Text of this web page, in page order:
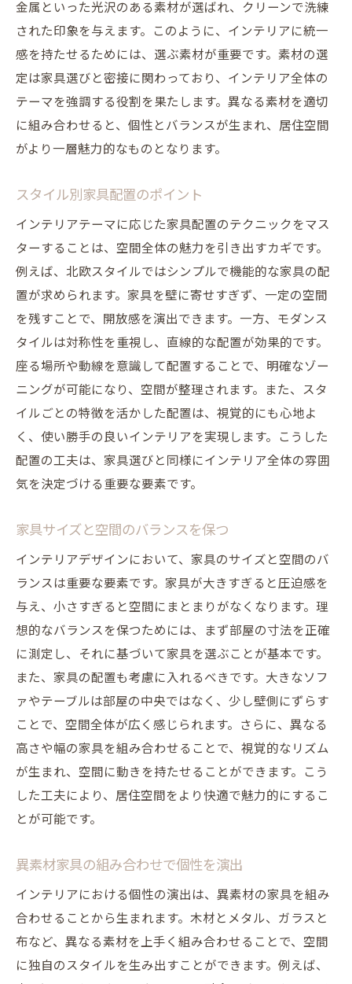
テーマに基づいた家具とデコレーションの
調和
インテリアと季節感を合わせる方法
家具の質感で空間に変化をつける技法
色彩心理を活かした空間づくり
び
インテリアと家具選びの新常識をマスターする
最新トレンドを取り入れた家具選びのポイ
ント
インテリアテーマに合わせたスタイル解説
テクノロジーを活用した家具の選択肢
インテリアデザインのプロが教えるコツ
未来のインテリアを見据えた家具選び
色合いと素材で魅せるインテリアの完成形
テーマカラーを基本にした色の選び方
素材の質感で空間に深みを与える方法
照明で変わる色と素材の見え方
インテリアテーマに基づく家具選びのポイント
テーマに合った家具のスタイルを選ぶ
各テーマにおける色と素材のベストプラク
ティス
機能性を考慮した家具の選び方
テーマ別家具の配置とその効果
テーマを強調するためのアクセント家具
金属といった光沢のある素材が選ばれ、クリーンで洗練
された印象を与えます。このように、インテリアに統一
感を持たせるためには、選ぶ素材が重要です。素材の選
定は家具選びと密接に関わっており、インテリア全体の
テーマを強調する役割を果たします。異なる素材を適切
に組み合わせると、個性とバランスが生まれ、居住空間
がより一層魅力的なものとなります。
スタイル別家具配置のポイント
インテリアテーマに応じた家具配置のテクニックをマス
ターすることは、空間全体の魅力を引き出すカギです。
例えば、北欧スタイルではシンプルで機能的な家具の配
置が求められます。家具を壁に寄せすぎず、一定の空間
を残すことで、開放感を演出できます。一方、モダンス
タイルは対称性を重視し、直線的な配置が効果的です。
座る場所や動線を意識して配置することで、明確なゾー
ニングが可能になり、空間が整理されます。また、スタ
イルごとの特徴を活かした配置は、視覚的にも心地よ
く、使い勝手の良いインテリアを実現します。こうした
配置の工夫は、家具選びと同様にインテリア全体の雰囲
気を決定づける重要な要素です。
家具サイズと空間のバランスを保つ
インテリアデザインにおいて、家具のサイズと空間のバ
ランスは重要な要素です。家具が大きすぎると圧迫感を
与え、小さすぎると空間にまとまりがなくなります。理
想的なバランスを保つためには、まず部屋の寸法を正確
に測定し、それに基づいて家具を選ぶことが基本です。
また、家具の配置も考慮に入れるべきです。大きなソフ
ァやテーブルは部屋の中央ではなく、少し壁側にずらす
ことで、空間全体が広く感じられます。さらに、異なる
高さや幅の家具を組み合わせることで、視覚的なリズム
が生まれ、空間に動きを持たせることができます。こう
した工夫により、居住空間をより快適で魅力的にするこ
とが可能です。
異素材家具の組み合わせで個性を演出
インテリアにおける個性の演出は、異素材の家具を組み
合わせることから生まれます。木材とメタル、ガラスと
布など、異なる素材を上手く組み合わせることで、空間
に独自のスタイルを生み出すことができます。例えば、